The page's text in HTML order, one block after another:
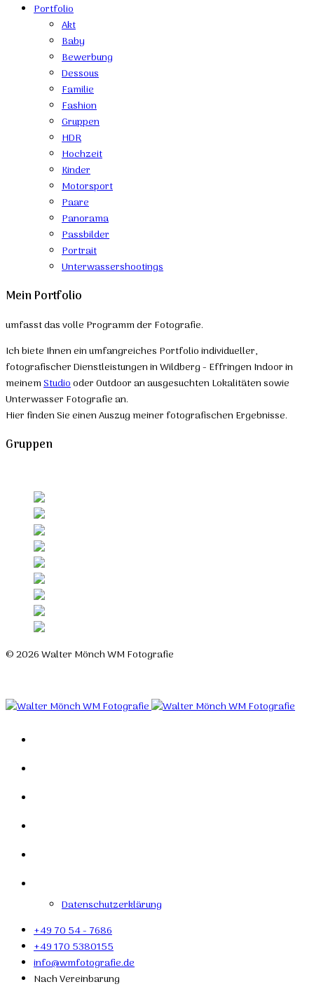
Portfolio
Akt
Baby
Bewerbung
Dessous
Familie
Fashion
Gruppen
HDR
Hochzeit
Kinder
Motorsport
Paare
Panorama
Passbilder
Portrait
Unterwassershootings
Mein Portfolio
umfasst das volle Programm der Fotografie.
Ich biete Ihnen ein umfangreiches Portfolio individueller,
fotografischer Dienstleistungen in Wildberg - Effringen Indoor in
meinemStudiooder Outdoor an ausgesuchten Lokalitäten sowie
Unterwasser Fotografie an.
Hier finden Sie einen Auszug meiner fotografischen Ergebnisse.
Gruppen
© 2026 Walter Mönch WM Fotografie
Datenschutzerklärung
+49 70 54 - 7686
+49 170 5380155
info@wmfotografie.de
Nach Vereinbarung